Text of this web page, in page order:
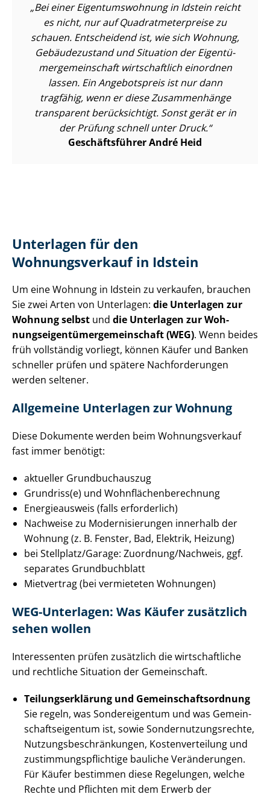
Bei einer Ei­gen­tums­woh­nung in Idstein reicht
es nicht, nur auf Qua­drat­me­ter­prei­se zu
schauen. Entscheidend ist, wie sich Wohnung,
Gebäudezustand und Situation der Ei­gen­tü­
mer­ge­mein­schaft wirtschaftlich einordnen
lassen. Ein Angebotspreis ist nur dann
tragfähig, wenn er diese Zusammenhänge
transparent berücksichtigt. Sonst gerät er in
der Prüfung schnell unter Druck.
Geschäftsführer André Heid
Unterlagen für den
Wohnungsverkauf in Idstein
Um eine Wohnung in Idstein zu verkaufen, brauchen
Sie zwei Arten von Unterlagen: die Unterlagen zur
Wohnung selbst und die Unterlagen zur Woh­
nungs­ei­gen­tü­mer­ge­mein­schaft (WEG). Wenn beides
früh vollständig vorliegt, können Käufer und Banken
schneller prüfen und spätere Nachforderungen
werden seltener.
Allgemeine Unterlagen zur Wohnung
Diese Dokumente werden beim Wohnungsverkauf
fast immer benötigt:
aktueller Grundbuchauszug
Grundriss(e) und Wohn­flä­chen­be­rech­nung
Energieausweis (falls erforderlich)
Nachweise zu Mo­der­ni­sie­run­gen innerhalb der
Wohnung (z. B. Fenster, Bad, Elektrik, Heizung)
bei Stellplatz/Garage: Zuordnung/Nachweis, ggf.
separates Grundbuchblatt
Mietvertrag (bei vermieteten Wohnungen)
WEG-Unterlagen: Was Käufer zusätzlich
sehen wollen
Interessenten prüfen zusätzlich die wirtschaftliche
und rechtliche Situation der Gemeinschaft.
Tei­lungs­er­klä­rung und Ge­mein­schafts­ord­nung
Sie regeln, was Sondereigentum und was Ge­mein­
schafts­ei­gen­tum ist, sowie Son­der­nut­zungs­rech­te,
Nut­zungs­be­schrän­kun­gen, Kos­ten­ver­tei­lung und
zu­stim­mungs­pflich­ti­ge bauliche Veränderungen.
Für Käufer bestimmen diese Regelungen, welche
Rechte und Pflichten mit dem Erwerb der